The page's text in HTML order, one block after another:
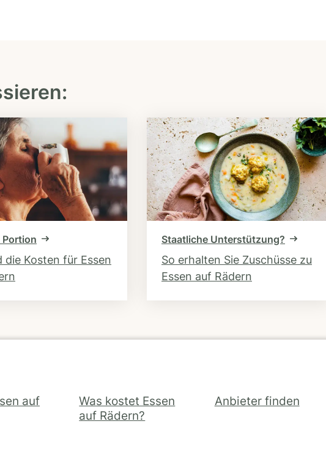
Portion
die Kosten für Essen
Staatliche Unterstützung?
So erhalten Sie Zuschüsse zu
Essen auf Rädern
auf
Was kostet Essen
auf Rädern?
Anbieter finden